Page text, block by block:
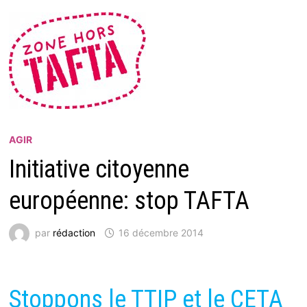
AGIR
Initiative citoyenne
européenne: stop TAFTA
par rédaction 16 décembre 2014
Stoppons le TTIP et le CETA